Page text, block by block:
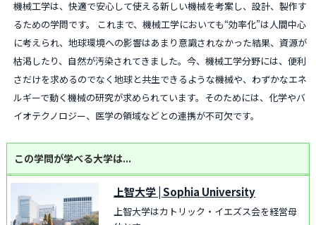
機械工学は、快適で安心して使える新しい機械を考案し、設計、製作す
るための学問です。 これまで、機械工学においても“効率化”は人間中心
に考えられ、地球環境への影響はあまり意識されなかった結果、資源が
枯渇したり、自然が汚染されてきました。今、機械工学分野には、便利
さだけを求めるのでなく地球と共生できるような機械や、わずかなエネ
ルギーで動く機械の研究が求められています。そのためには、化学やバ
イオテクノロジー、医学の領域などとの連携が不可欠です。
この学問が学べる大学は...
上智大学 |Sophia University
上智大学はカトリック・イエズス会を経営母